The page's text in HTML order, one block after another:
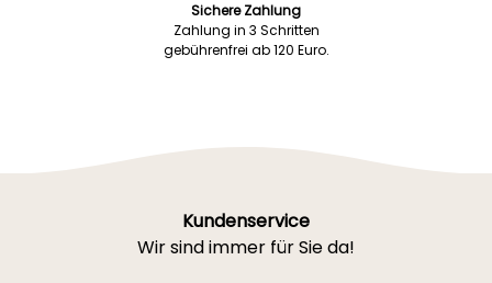
Sichere Zahlung
Zahlung in 3 Schritten
gebührenfrei ab 120 Euro.
Kundenservice
Wir sind immer für Sie da!